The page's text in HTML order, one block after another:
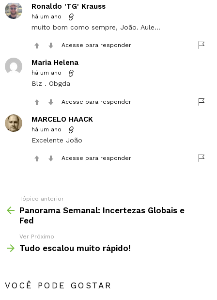
Ronaldo 'TG' Krauss
há um ano
muito bom como sempre, João. Aule…
Acesse para responder
Maria Helena
há um ano
Blz . Obgda
Acesse para responder
MARCELO HAACK
há um ano
Excelente João
Acesse para responder
Tópico anterior
Panorama Semanal: Incertezas Globais e
Fed
Ver Próximo
Tudo escalou muito rápido!
VOCÊ PODE GOSTAR